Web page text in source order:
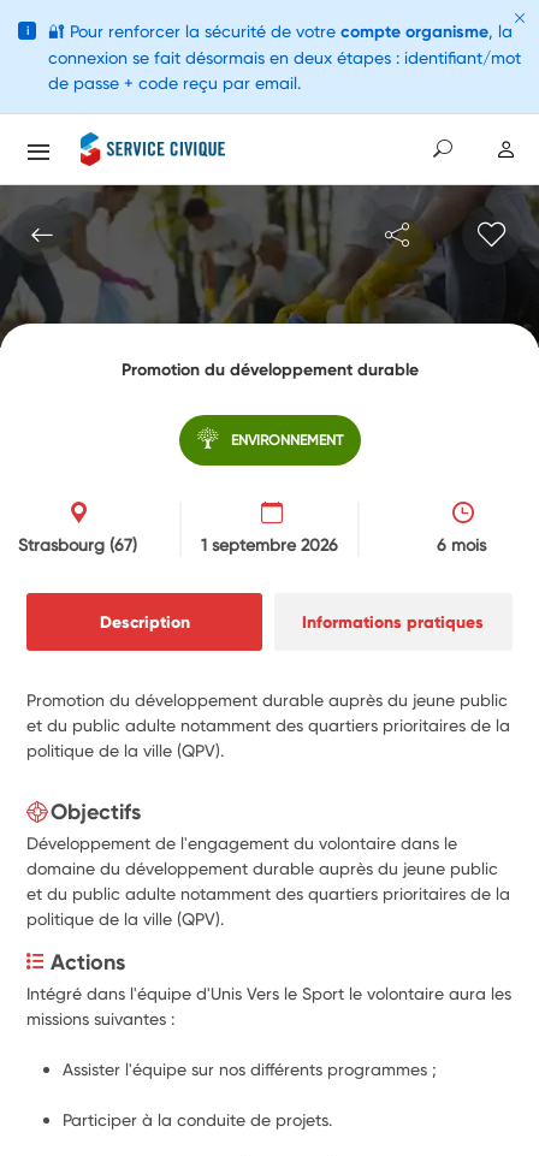
Promotion du développement durable
ENVIRONNEMENT
Strasbourg(67) 1 septembre 2026 6 mois
Description Informations pratiques
Promotion du développement durable auprès du jeune public
et du public adulte notamment des quartiers prioritaires de la
politique de la ville (QPV).
Objectifs
Développement de l'engagement du volontaire dans le
domaine du développement durable auprès du jeune public
et du public adulte notamment des quartiers prioritaires de la
politique de la ville (QPV).
Actions
Intégré dans l'équipe d'Unis Vers le Sport le volontaire aura les
missions suivantes :
Assister l'équipe sur nos différents programmes ;
Participer à la conduite de projets.
i 🔐 Pour renforcer la sécurité de votre compte organisme, la
connexion se fait désormais en deux étapes : identifiant/mot
de passe + code reçu par email.